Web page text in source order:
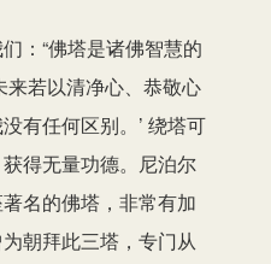
：“佛塔是诸佛智慧的
来若以清净心、恭敬心
有任何区别。’ 绕塔可
得无量功德。尼泊尔
名的佛塔，非常有加
朝拜此三塔，专门从